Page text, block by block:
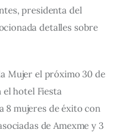
presidenta del
detalles sobre
Mujer el próximo 30 de
el hotel Fiesta
8 mujeres de éxito con
de Amexme y 3